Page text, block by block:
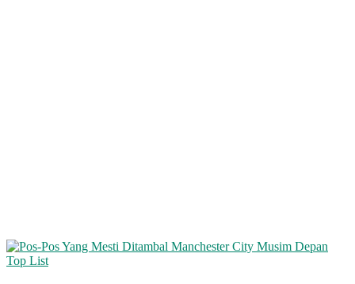
Top List